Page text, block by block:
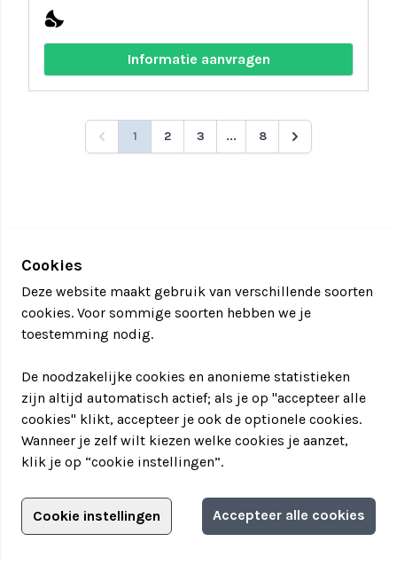
Filter jouw teamuitstapje!
nights_stay
Informatie aanvragen
1 2 3 ... 8
Adverteren?
Adverteerdersopties
Cookies
Deze website maakt gebruik van verschillende soorten
cookies. Voor sommige soorten hebben we je
toestemming nodig.
De noodzakelijke cookies en anonieme statistieken
zijn altijd automatisch actief; als je op "accepteer alle
cookies" klikt, accepteer je ook de optionele cookies.
Wanneer je zelf wilt kiezen welke cookies je aanzet,
klik je op “cookie instellingen”.
Cookie instellingen Accepteer alle cookies